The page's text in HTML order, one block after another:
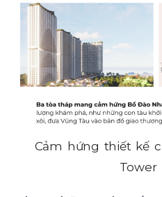
Cảm hứng thiết kế
Tower